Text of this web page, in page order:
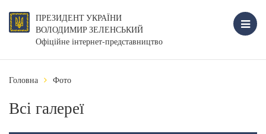
ПРЕЗИДЕНТ УКРАЇНИ
ВОЛОДИМИР ЗЕЛЕНСЬКИЙ
Офіційне інтернет-представництво
Головна Фото
Всі галереї